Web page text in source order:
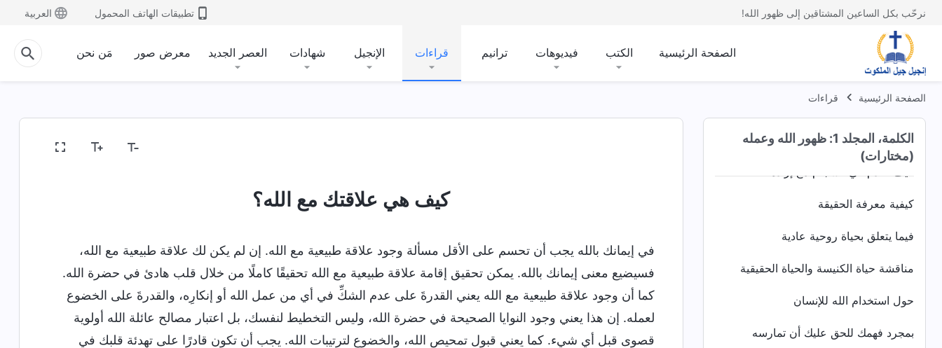
نرحّب بكل الساعين المشتاقين إلى ظهور الله! تطبيقات الهاتف المحمول العربية
الصفحة الرئيسية الكتب فيديوهات ترانيم قراءات الإنجيل شهادات العصر الجديد معرض صور مَن نحن
الصفحة الرئيسية قراءات
الكلمة، المجلد 1: ظهور الله وعمله
(مختارات)
من المهم جدًا إقامة علاقة طبيعية مع الله
حياة روحية طبيعية تقود الناس إلى المسار
الصحيح
وعود لأولئك الذين كمّلهم الله
ينبغي أن يُعاقَب الشرير
كيفية معرفة الحقيقة
فيما يتعلق بحياة روحية عادية
مناقشة حياة الكنيسة والحياة الحقيقية
حول استخدام الله للإنسان
بمجرد فهمك للحق عليك أن تمارسه
كيف هي علاقتك مع الله؟
في إيمانك بالله يجب أن تحسم على الأقل مسألة وجود علاقة طبيعية مع الله. إن لم يكن لك علاقة طبيعية مع الله،
فسيضيع معنى إيمانك بالله. يمكن تحقيق إقامة علاقة طبيعية مع الله تحقيقًا كاملًا من خلال قلب هادئ في حضرة الله.
كما أن وجود علاقة طبيعية مع الله يعني القدرةَ على عدم الشكِّ في أي من عمل الله أو إنكارِه، والقدرةَ على الخضوع
لعمله. إن هذا يعني وجود النوايا الصحيحة في حضرة الله، وليس التخطيط لنفسك، بل اعتبار مصالح عائلة الله أولوية
قصوى قبل أي شيء. كما يعني قبول تمحيص الله، والخضوع لترتيبات الله. يجب أن تكون قادرًا على تهدئة قلبك في